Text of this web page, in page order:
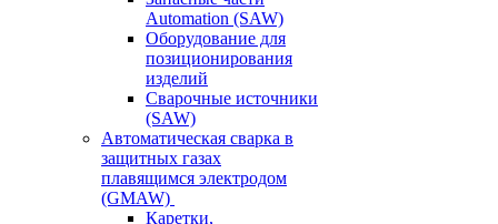
Automation (SAW)
Оборудование для
позиционирования
изделий
Сварочные источники
(SAW)
Автоматическая сварка в
защитных газах
плавящимся электродом
(GMAW)
Каретки,